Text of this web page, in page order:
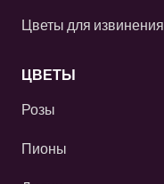
Цветы для извинения
ЦВЕТЫ
Розы
Пионы